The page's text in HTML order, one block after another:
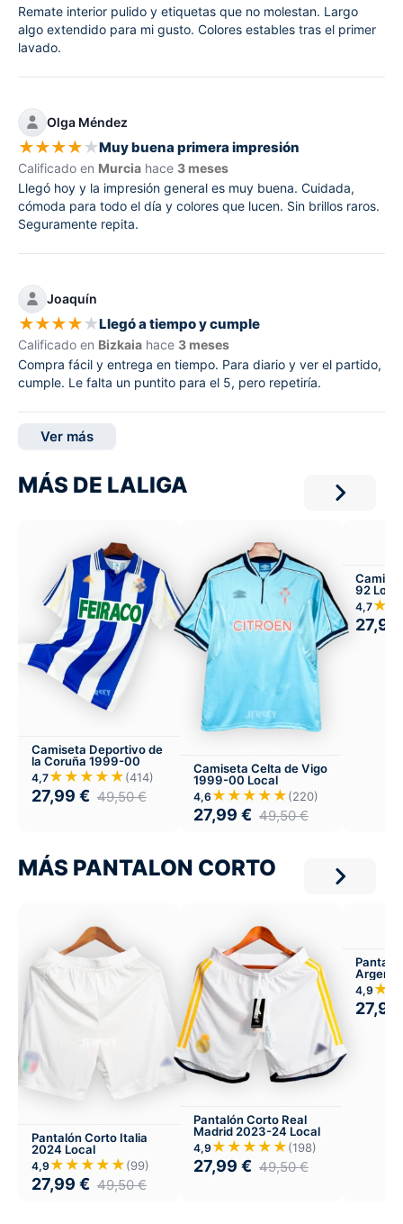
Remate interior pulido y etiquetas que no molestan. Largo
algo extendido para mi gusto. Colores estables tras el primer
lavado.
Olga Méndez
★★★★★Muy buena primera impresión
Calificado en Murcia hace 3 meses
Llegó hoy y la impresión general es muy buena. Cuidada,
cómoda para todo el día y colores que lucen. Sin brillos raros.
Seguramente repita.
Joaquín
★★★★★Llegó a tiempo y cumple
Calificado en Bizkaia hace 3 meses
Compra fácil y entrega en tiempo. Para diario y ver el partido,
cumple. Le falta un puntito para el 5, pero repetiría.
Ver más
MÁS DE LALIGA
Camiseta Deportivo de
la Coruña 1999-00
4,7★★★★★(414)
27,99 € 49,50€
Camiseta Celta de Vigo
1999-00 Local
4,6 ★★★★★(220)
27,99 € 49,50€
92 Local
4,7
27,99
MÁS PANTALON CORTO
Pantalón Corto Italia
2024 Local
4,9 ★★★★★(99)
27,99 € 49,50€
Pantalón Corto Real
Madrid 2023-24 Local
4,9 ★★★★★(198)
27,99 € 49,50€
4,9
27,99